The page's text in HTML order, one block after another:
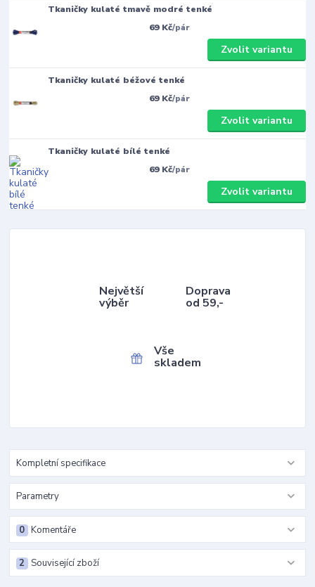
Tkaničky kulaté tmavě modré tenké
69 Kč/pár
Zvolit variantu
Tkaničky kulaté béžové tenké
69 Kč/pár
Zvolit variantu
Tkaničky kulaté bílé tenké
69 Kč/pár
Zvolit variantu
Největší
výběr
Doprava
od 59,-
Vše
skladem
Kompletní specifikace
Parametry
Komentáře
0
Související zboží
2